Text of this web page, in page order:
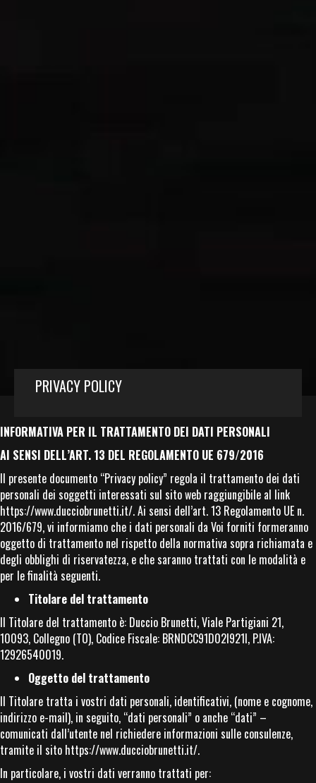
PRIVACY POLICY
INFORMATIVA PER IL TRATTAMENTO DEI DATI PERSONALI
AI SENSI DELL’ART. 13 DEL REGOLAMENTO UE 679/2016
Il presente documento “Privacy policy” regola il trattamento dei dati
personali dei soggetti interessati sul sito web raggiungibile al link
https://www.ducciobrunetti.it/. Ai sensi dell’art. 13 Regolamento UE n.
2016/679, vi informiamo che i dati personali da Voi forniti formeranno
oggetto di trattamento nel rispetto della normativa sopra richiamata e
degli obblighi di riservatezza, e che saranno trattati con le modalità e
per le finalità seguenti.
Titolare del trattamento
Il Titolare del trattamento è: Duccio Brunetti, Viale Partigiani 21,
10093, Collegno (TO), Codice Fiscale: BRNDCC91D02I921I, P.IVA:
12926540019.
Oggetto del trattamento
Il Titolare tratta i vostri dati personali, identificativi, (nome e cognome,
indirizzo e-mail), in seguito, “dati personali” o anche “dati” –
comunicati dall’utente nel richiedere informazioni sulle consulenze,
tramite il sito https://www.ducciobrunetti.it/.
In particolare, i vostri dati verranno trattati per: